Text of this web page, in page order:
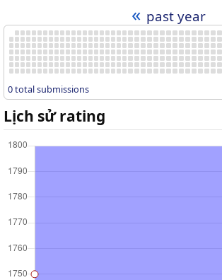
« past year
0 total submissions
Lịch sử rating